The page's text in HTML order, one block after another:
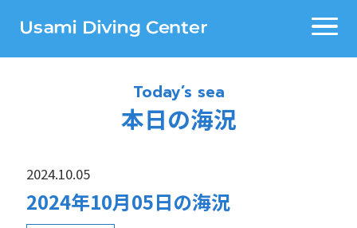
Today’s sea
本日の海況
2024.10.05
2024年10月05日の海況